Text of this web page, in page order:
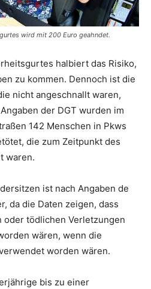
wird mit 200 Euro geahndet.
halbiert das Risiko,
zu kommen. Dennoch ist die
nicht angeschnallt waren,
der DGT wurden im
142 Menschen in Pkws
die zum Zeitpunkt des
waren.
ist nach Angaben de
da die Daten zeigen, dass
oder tödlichen Verletzungen
wären, wenn die
worden wären.
bis zu einer